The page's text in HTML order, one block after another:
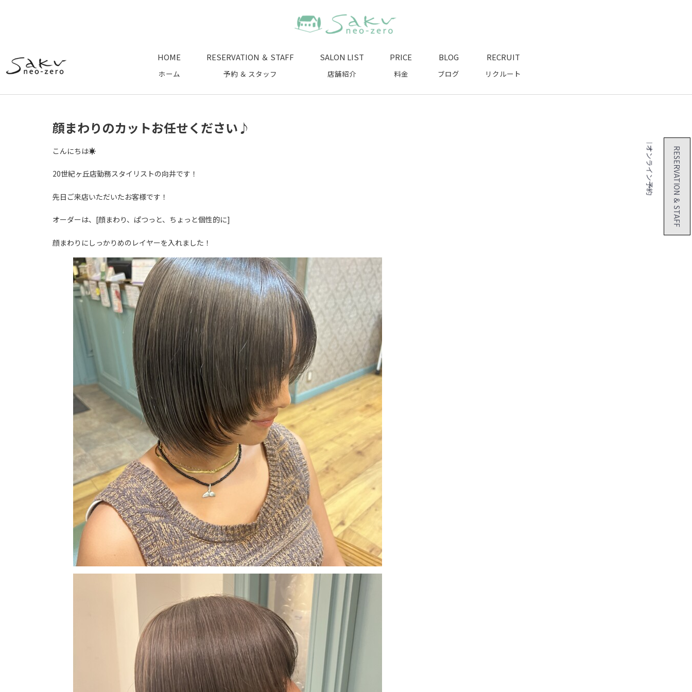
HOME
ホーム
RESERVATION ＆ STAFF
予約 ＆ スタッフ
SALON LIST
店舗紹介
PRICE
料金
BLOG
ブログ
RECRUIT
リクルート
顔まわりのカットお任せください♪
こんにちは☀️
20世紀ヶ丘店勤務スタイリストの向井です！
先日ご来店いただいたお客様です！
オーダーは、[顔まわり、ぱつっと、ちょっと個性的に]
顔まわりにしっかりめのレイヤーを入れました！
RESERVATION ＆ STAFF
２４時間 オンライン予約